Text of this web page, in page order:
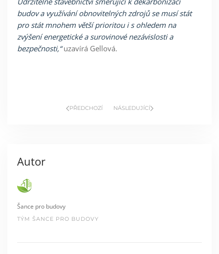
budov a využívání obnovitelných zdrojů se musí stát
pro stát mnohem větší prioritou i s ohledem na
zvýšení energetické a surovinové nezávislosti a
bezpečnosti,“uzavírá Gellová.
PŘEDCHOZÍ NÁSLEDUJÍCÍ
Autor
Šance pro budovy
TÝM ŠANCE PRO BUDOVY